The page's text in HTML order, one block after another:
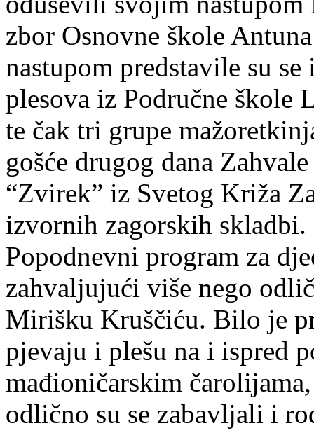
zbor Osnovne škole
nastupom predstavile su
plesova iz Područne škole
te čak tri grupe
gošće drugog dana
“Zvirek” iz Svetog Križa
izvornih zagorskih skladbi.
Popodnevni program za
zahvaljujući više nego
Mirišku Kruščiću. Bilo je
pjevaju i plešu na i ispred
mađioničarskim
odlično su se zabavljali i